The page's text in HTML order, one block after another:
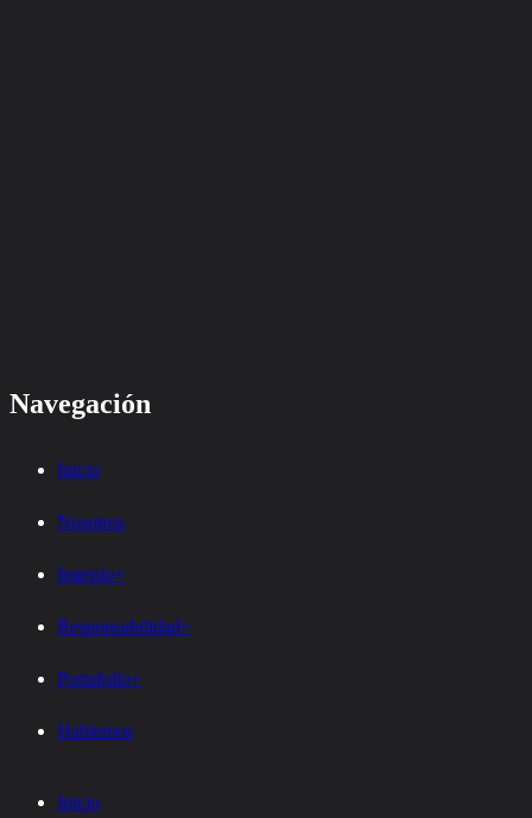
Navegación
Inicio
Nosotros
Ingenio+
Responsabilidad+
Portafolio+
Hablemos
Inicio